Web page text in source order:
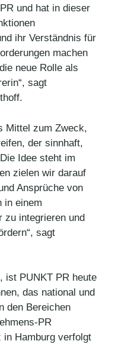
und hat in dieser
ihr Verständnis für
machen
neue Rolle als
sagt
Mittel zum Zweck,
der sinnhaft,
Idee steht im
zielen wir darauf
Ansprüche von
in einem
zu integrieren und
sagt
ist PUNKT PR heute
das national und
den Bereichen
PR
Hamburg verfolgt